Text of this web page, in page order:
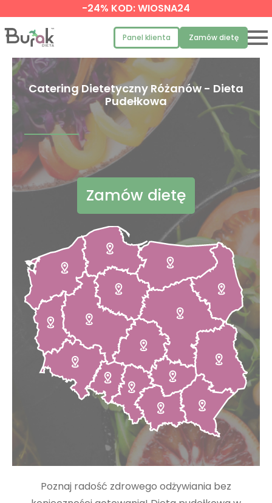
-24% KOD: WIOSNA24
Panel klienta Zamów dietę
Catering Dietetyczny Różanów - Dieta
Pudełkowa
Zamów dietę
Poznaj radość zdrowego odżywiania bez